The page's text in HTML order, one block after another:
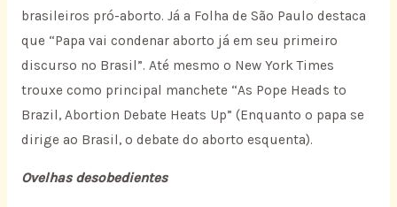
brasileiros pró-aborto. Já a Folha de São Paulo destaca
que “Papa vai condenar aborto já em seu primeiro
discurso no Brasil”. Até mesmo o New York Times
trouxe como principal manchete “As Pope Heads to
Brazil, Abortion Debate Heats Up” (Enquanto o papa se
dirige ao Brasil, o debate do aborto esquenta).
Ovelhas desobedientes